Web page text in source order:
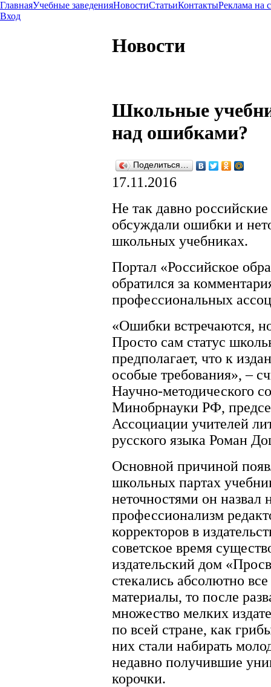
ГлавнаяУчебные заведенияНовостиСтатьиКонтактыРеклама на
Вход
Новости
Школьные
над ошибками?
Поделиться…
17.11.2016
Не так давно
обсуждали ошибки и
школьных учебниках.
Портал «Российское
обратился за
профессиональных
«Ошибки встречаются,
Просто сам статус
предполагает, что к
особые требования», –
Научно-методического
Минобрнауки РФ,
Ассоциации учителей
русского языка Роман
Основной причиной
школьных партах
неточностями он назвал
профессионализм
корректоров в
советское время
издательский дом
стекались абсолютно
материалы, то после
множество мелких
по всей стране, как
них стали набирать
недавно получившие
корочки.